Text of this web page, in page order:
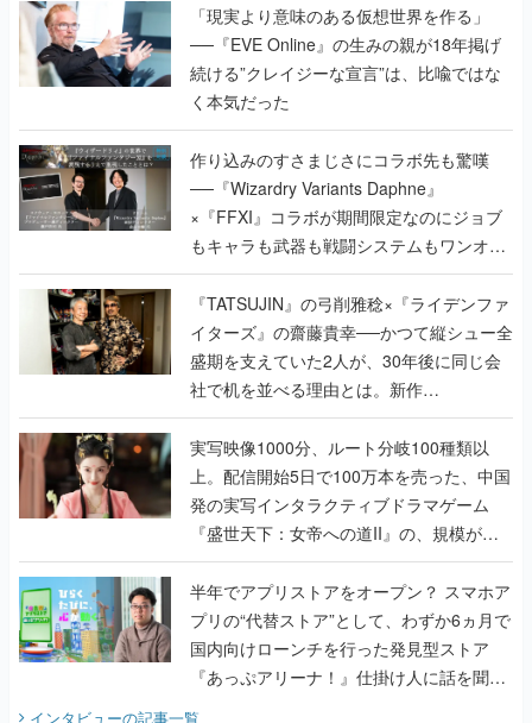
「現実より意味のある仮想世界を作る」
──『EVE Online』の生みの親が18年掲げ
続ける”クレイジーな宣言”は、比喩ではな
く本気だった
作り込みのすさまじさにコラボ先も驚嘆
──『Wizardry Variants Daphne』
×『FFXI』コラボが期間限定なのにジョブ
もキャラも武器も戦闘システムもワンオフ
で作り込まれた理由を両ディレクターに聞
く
『TATSUJIN』の弓削雅稔×『ライデンファ
イターズ』の齋藤貴幸──かつて縦シュー全
盛期を支えていた2人が、30年後に同じ会
社で机を並べる理由とは。新作
『TATSUJIN EXTREME』で初タッグを組
んだレジェンド2人に訊く開発秘話
実写映像1000分、ルート分岐100種類以
上。配信開始5日で100万本を売った、中国
発の実写インタラクティブドラマゲーム
『盛世天下：女帝への道II』の、規模が違
うこだわりをプロデューサーに聞いた
半年でアプリストアをオープン？ スマホア
プリの“代替ストア”として、わずか6ヵ月で
国内向けローンチを行った発見型ストア
『あっぷアリーナ！』仕掛け人に話を聞い
インタビューの記事一覧